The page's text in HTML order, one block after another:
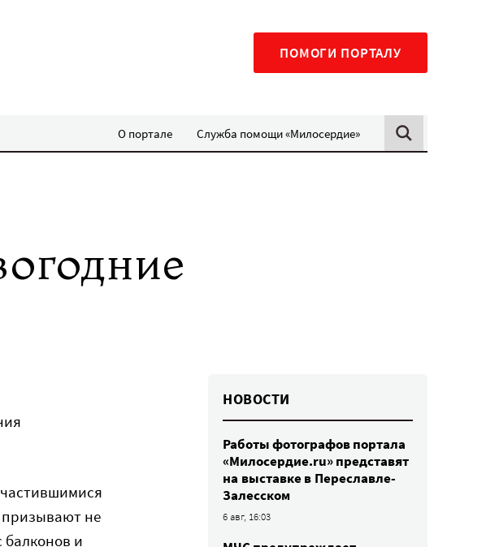
ПОМОГИ ПОРТАЛУ
О портале Служба помощи «Милосердие»
призывают не
балконов и
НОВОСТИ
Работы фотографов портала
«Милосердие.ru» представят
на выставке в Переславле-
Залесском
6 авг, 16:03